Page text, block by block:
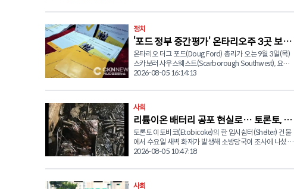
회견을 열고 대규모 주택 공급 계획을 발표했다. 이번 투자
로 5,600가구 이상의 신규 임대주택이 공급될 예정이며, 이
가운데 최소 1,800가구는 저렴한 임대주택(Affordable
Housing) 또는 임대료 규제(Rent-Control)가 적용되는 주
택으로 조성된다. 카니 총리는 "올해 말까지 약 4,500가구
의 주택 공사를 시작하는 것이 목표"라며 "수십 년 동안 토
론토는 충분한 주택을 공급하지 못했고 공급된 주택 가운데
다. 이어 "개발 부담금과 각종 세금, 건설비 상승, 부족한 개
해결하는 가장 효과적인 방법은 더 많은 주택을 더 빠르게
공급하는 것"이라고 덧붙였다. 토론토는 최근 수년간 주택
공급 부족과 높은 금리, 지속적인 인구 증가가 겹치면서 캐
나다에서 가장 심각한 주택난을 겪는 도시 가운데 하나로
꼽히고 있다. 올리비아 차우 시장도 "토론토에는 서민들을
위한 주택이 지금 당장 필요하다"며 "월말이 되면 임대료를
니 총리는 이날 발표 이후 더그 포드(Doug Ford) 온타리오
정치
‘포드 정부 중간평가’ 온타리오주 3곳 보궐
선거 9월 3일 확정
온타리오 더그 포드(Doug Ford) 총리가 오는 9월 3일(목)
스카보러 사우스웨스트(Scarborough Southwest), 요크-
심코(York-Simcoe), 해밀턴 이스트-스토니크릭(Hamilton
실시한다고 공식 발표했다. 사전투표는 8월 26일(수)부터
28일(금)까지 사흘간 실시된다. 이번 보궐선거는 각 선거구
의 전임 주의원이 사퇴하면서 치러지는 것으로, 집권 온타리
오 진보보수당(PC)과 자유당(Liberal), 신민주당(NDP), 녹
색당(Green Party)이 모두 후보를 내세우면서 치열한 접전
이 예상된다. 가장 관심을 모으고 있는 곳은 스카버러 사우
스웨스트 선거구다. 자유당 후보로는 지난 5월 당내 경선에
Smith)를 불과 19표 차이로 누른 사업가 아산울 하피즈
보궐선거를 통해 온타리오 주의회에 입성한 뒤 자유당 대표
2026-08-05 16:14:13
사회
리튬이온 배터리 공포 현실로… 토론토, 잇
따라 화재 발생
토론토 이토비코(Etobicoke)의 한 임시쉼터(Shelter) 건물
에서 수요일 새벽 화재가 발생해 소방당국이 조사에 나섰
다. 현장에서는 탄 리튬이온 배터리가 발견되어 당국이 배
방청(Toronto Fire Services)에 따르면 소방대원들은 5일
(수) 오전 5시 35분경 렉스데일 블러버드(Rexdale Blvd) 인
2026-08-05 10:47:18
사회